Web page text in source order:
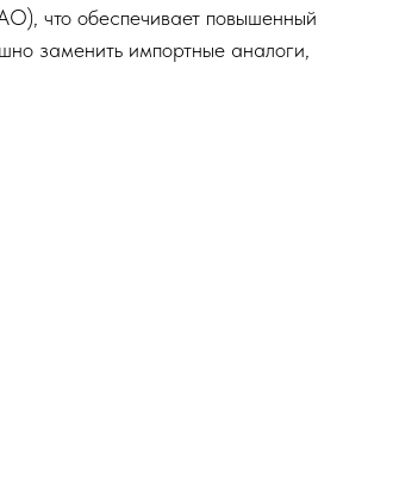
что обеспечивает повышенный
заменить импортные аналоги,